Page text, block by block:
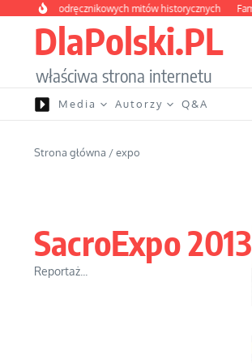
Przejdź do treści
podręcznikowych mitów historycznych
DlaPolski.PL
właściwa strona internetu
Media Autorzy Q&A
Strona główna /expo
SacroExpo 2013
Reportaż...